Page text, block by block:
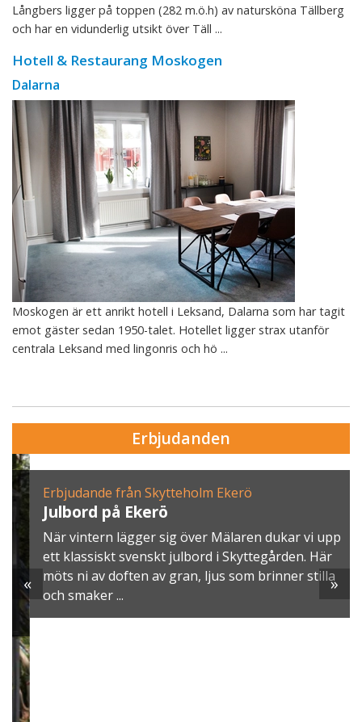
Långbers ligger på toppen (282 m.ö.h) av natursköna Tällberg
och har en vidunderlig utsikt över Täll ...
Hotell & Restaurang Moskogen
Dalarna
Moskogen är ett anrikt hotell i Leksand, Dalarna som har tagit
emot gäster sedan 1950-talet. Hotellet ligger strax utanför
centrala Leksand med lingonris och hö ...
Erbjudanden
Erbjudande från Skytteholm Ekerö
Julbord på Ekerö
När vintern lägger sig över Mälaren dukar vi upp
ett klassiskt svenskt julbord i Skyttegården. Här
möts ni av doften av gran, ljus som brinner stilla
och smaker ...
« »